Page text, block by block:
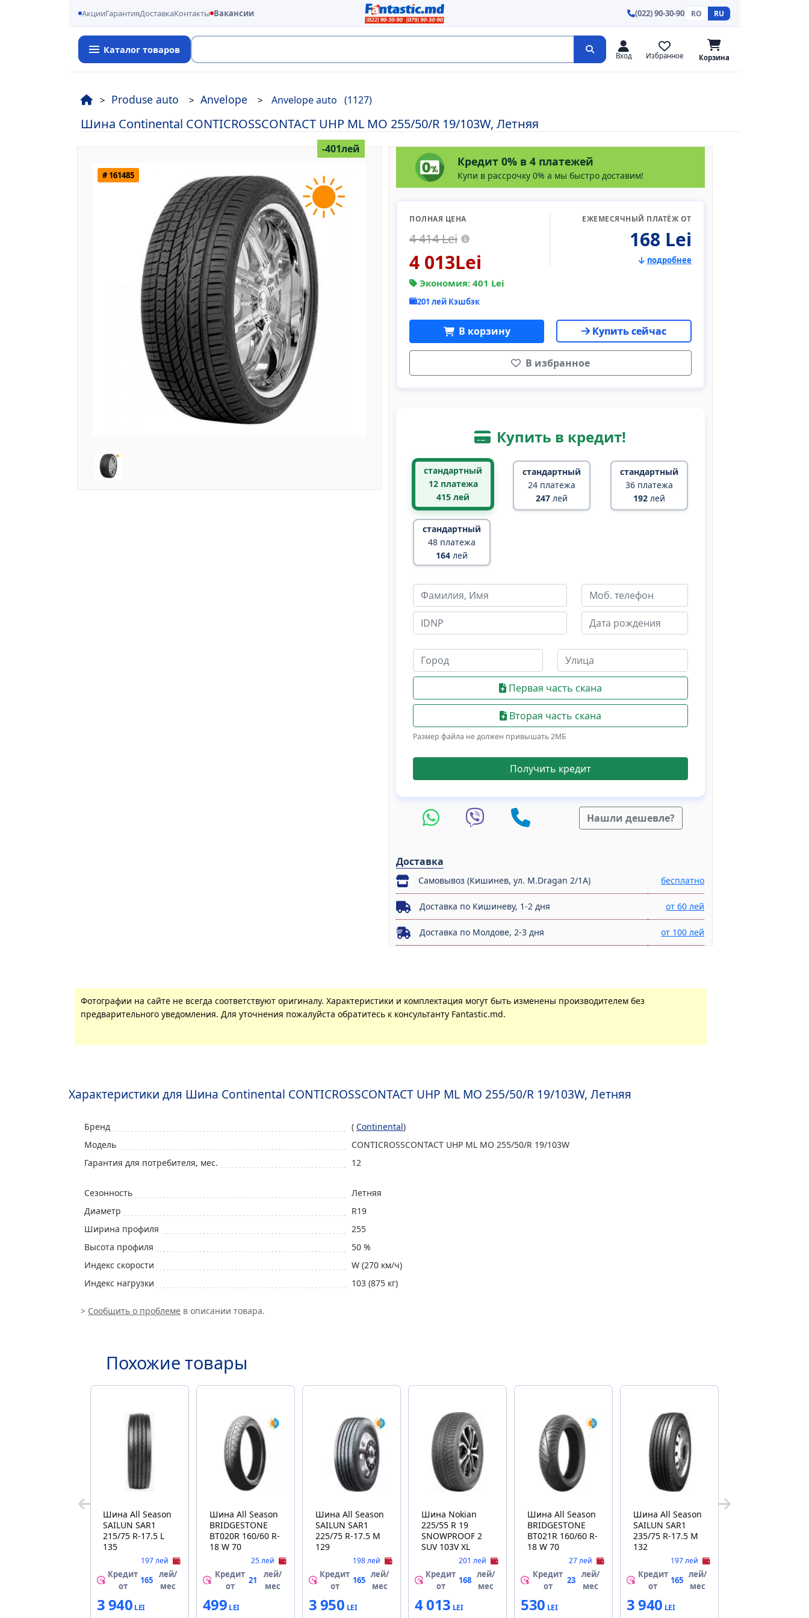
АкцииГарантияДоставкаКонтакты Вакансии (022) 90-30-90 RO RU
Каталог товаров
Вход Избранное Корзина
Produse auto Anvelope Anvelope auto (1127)
Шина Continental CONTICROSSCONTACT UHP ML MO 255/50/R 19/103W, Летняя
# 161485
-401лей
Кредит 0% в 4 платежей
Купи в рассрочку 0% а мы быстро доставим!
ПОЛНАЯ ЦЕНА
4 414 Lei
4 013Lei
Экономия: 401 Lei
201 лей Кэшбэк
ЕЖЕМЕСЯЧНЫЙ ПЛАТЁЖ ОТ
168 Lei
подробнее
В корзину Купить сейчас
В избранное
Купить в кредит!
стандартный
12 платежа
415 лей
стандартный
24 платежа
247лей
стандартный
36 платежа
192лей
стандартный
48 платежа
164 лей
Первая часть скана
Вторая часть скана
Размер файла не должен привышать 2МБ
Получить кредит
Нашли дешевле?
Доставка
Самовывоз (Кишинев, ул. M.Dragan 2/1A) бесплатно
Доставка по Кишиневу, 1-2 дня от 60 лей
Доставка по Молдове, 2-3 дня от 100 лей
Фотографии на сайте не всегда соответствуют оригиналу. Характеристики и комплектация могут быть изменены производителем без
предварительного уведомления. Для уточнения пожалуйста обратитесь к консультанту Fantastic.md.
Характеристики для Шина Continental CONTICROSSCONTACT UHP ML MO 255/50/R 19/103W, Летняя
Бренд ( Continental)
Модель
CONTICROSSCONTACT UHP ML MO 255/50/R 19/103W
Гарантия для потребителя, мес.
12
Сезонность
Летняя
Диаметр
R19
Ширина профиля
255
Высота профиля
50 %
Индекс скорости
W (270 км/ч)
Индекс нагрузки
103 (875 кг)
> Сообщить о проблеме в описании товара.
Похожие товары
Шина All Season
SAILUN SAR1
215/75 R-17.5 L
135
197 лей
Кредит
от
165
лей/
мес
3 940
Шина All Season
BRIDGESTONE
BT020R 160/60 R-
18 W 70
25 лей
Кредит
от
21
лей/
мес
499
Шина All Season
SAILUN SAR1
225/75 R-17.5 M
129
198 лей
Кредит
от
165
лей/
мес
3 950
Шина Nokian
225/55 R 19
SNOWPROOF 2
SUV 103V XL
201 лей
Кредит
от
168
лей/
мес
4 013
Шина All Season
BRIDGESTONE
BT021R 160/60 R-
18 W 70
27 лей
Кредит
от
23
лей/
мес
530
Шина All Season
SAILUN SAR1
235/75 R-17.5 M
132
197 лей
Кредит
от
165
лей/
мес
3 940